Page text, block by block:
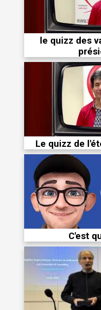
le quizz des
Le quizz de
C'est